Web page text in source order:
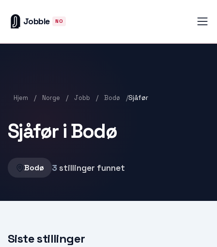
Jobble NO
Hjem / Norge / Jobb / Bodø /Sjåfør
Sjåfør i Bodø
Bodø 3stillinger funnet
Siste stillinger